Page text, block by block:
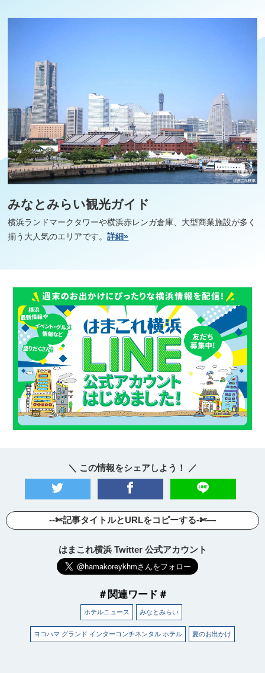
みなとみらい観光ガイド
横浜ランドマークタワーや横浜赤レンガ倉庫、大型商業施設が多く
揃う大人気のエリアです。詳細»
＼ この情報をシェアしよう！ ／
--✄記事タイトルとURLをコピーする-✄—
はまこれ横浜 Twitter 公式アカウント
＃関連ワード＃
ホテルニュース みなとみらい
ヨコハマ グランド インターコンチネンタル ホテル 夏のお出かけ